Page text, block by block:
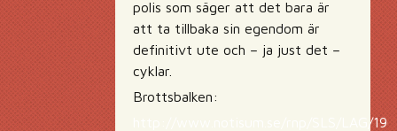
polis som säger att det bara är
att ta tillbaka sin egendom är
definitivt ute och – ja just det –
cyklar.
Brottsbalken:
http://www.notisum.se/rnp/SLS/LAG/